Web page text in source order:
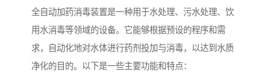
全自动加药消毒装置是一种用于水处理、污水处理、饮
用水消毒等领域的设备。它能够根据预设的程序和需
求，自动化地对水体进行药剂投加与消毒，以达到水质
净化的目的。以下是一些主要功能和特点：